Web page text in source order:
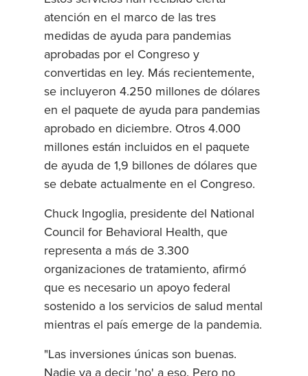
atención en el marco de las tres
medidas de ayuda para pandemias
aprobadas por el Congreso y
convertidas en ley. Más recientemente,
se incluyeron 4.250 millones de dólares
en el paquete de ayuda para pandemias
aprobado en diciembre. Otros 4.000
millones están incluidos en el paquete
de ayuda de 1,9 billones de dólares que
se debate actualmente en el Congreso.
Chuck Ingoglia, presidente del National
Council for Behavioral Health, que
representa a más de 3.300
organizaciones de tratamiento, afirmó
que es necesario un apoyo federal
sostenido a los servicios de salud mental
mientras el país emerge de la pandemia.
"Las inversiones únicas son buenas.
Nadie va a decir 'no' a eso. Pero no